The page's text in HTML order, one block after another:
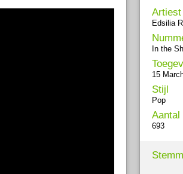
Artiest
Edsilia
In the
15
Stijl
Pop
Aantal
693